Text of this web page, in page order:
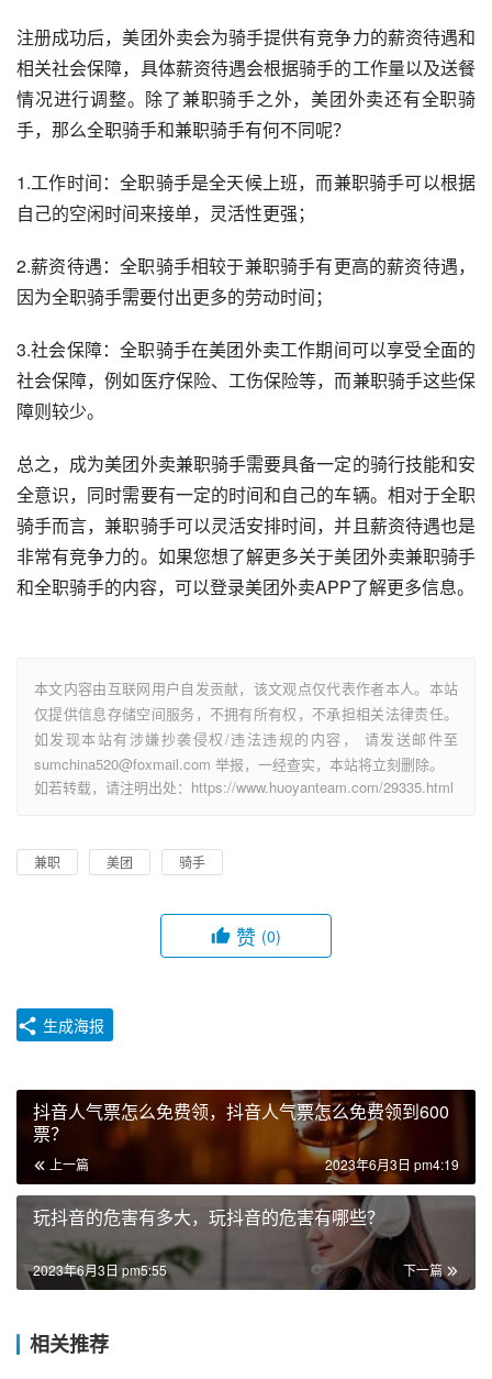
注册成功后，美团外卖会为骑手提供有竞争力的薪资待遇和
相关社会保障，具体薪资待遇会根据骑手的工作量以及送餐
情况进行调整。除了兼职骑手之外，美团外卖还有全职骑
手，那么全职骑手和兼职骑手有何不同呢？
1.工作时间：全职骑手是全天候上班，而兼职骑手可以根据
自己的空闲时间来接单，灵活性更强；
2.薪资待遇：全职骑手相较于兼职骑手有更高的薪资待遇，
因为全职骑手需要付出更多的劳动时间；
3.社会保障：全职骑手在美团外卖工作期间可以享受全面的
社会保障，例如医疗保险、工伤保险等，而兼职骑手这些保
障则较少。
总之，成为美团外卖兼职骑手需要具备一定的骑行技能和安
全意识，同时需要有一定的时间和自己的车辆。相对于全职
骑手而言，兼职骑手可以灵活安排时间，并且薪资待遇也是
非常有竞争力的。如果您想了解更多关于美团外卖兼职骑手
和全职骑手的内容，可以登录美团外卖APP了解更多信息。
本文内容由互联网用户自发贡献，该文观点仅代表作者本人。本站
仅提供信息存储空间服务，不拥有所有权，不承担相关法律责任。
如发现本站有涉嫌抄袭侵权/违法违规的内容， 请发送邮件至
sumchina520@foxmail.com 举报，一经查实，本站将立刻删除。
如若转载，请注明出处：https://www.huoyanteam.com/29335.html
兼职 美团 骑手
赞 (0)
生成海报
抖音人气票怎么免费领，抖音人气票怎么免费领到600
票？
上一篇 2023年6月3日 pm4:19
玩抖音的危害有多大，玩抖音的危害有哪些？
下一篇
2023年6月3日 pm5:55
相关推荐